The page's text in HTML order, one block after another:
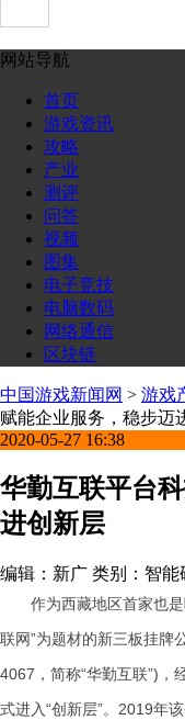
网站导航
首页
游戏资讯
攻略
产业
测评
问答
视频
图集
电子竞技
电脑数码
网络通信
区块链
中国游戏新闻网 > 游戏
赋能企业服务，稳步迈
2020-05-27 16:38
华勤互联平台
进创新层
编辑：新广 类别：智能
作为西藏地区首家也
联网”为题材的新三板挂牌
4067，简称“华勤互联”)，
式进入“创新层”。2019年